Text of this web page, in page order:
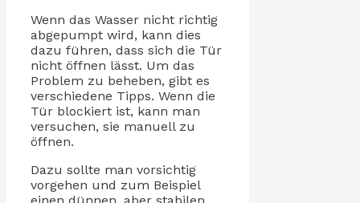
Wenn das Wasser nicht richtig
abgepumpt wird, kann dies
dazu führen, dass sich die Tür
nicht öffnen lässt. Um das
Problem zu beheben, gibt es
verschiedene Tipps. Wenn die
Tür blockiert ist, kann man
versuchen, sie manuell zu
öffnen.
Dazu sollte man vorsichtig
vorgehen und zum Beispiel
einen dünnen, aber stabilen